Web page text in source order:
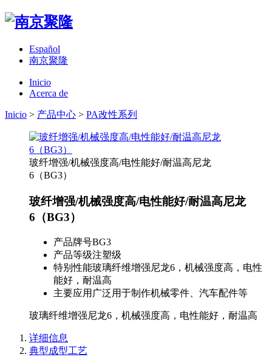
Español
南京聚隆
Inicio
Acerca de
Inicio > 产品中心 > PA改性系列
玻纤增强/机械强度高/电性能好/耐温高尼龙
6（BG3）
玻纤增强/机械强度高/电性能好/耐温高尼龙
6（BG3）
产品牌号BG3
产品等级注塑级
特别性能玻璃纤维增强尼龙6，机械强度高，电性
能好，耐温高
主要应用 广泛用于制作机械零件、汽车配件等
玻璃纤维增强尼龙6，机械强度高，电性能好，耐温高
详细信息
典型成型工艺